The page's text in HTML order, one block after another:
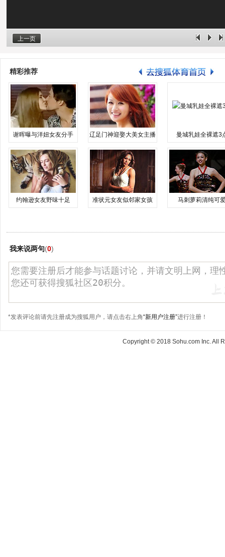
上一页
精彩推荐
谢晖曝与洋妞女友分手 辽足门神迎娶大美女主播 曼城乳娃全裸遮3
约翰逊女友野味十足 准状元女友似邻家女孩 马刺萝莉清纯可
我来说两句(0)
*发表评论前请先注册成为搜狐用户，请点击右上角“新用户注册”进行注册！
Copyright © 2018 Sohu.com Inc. All